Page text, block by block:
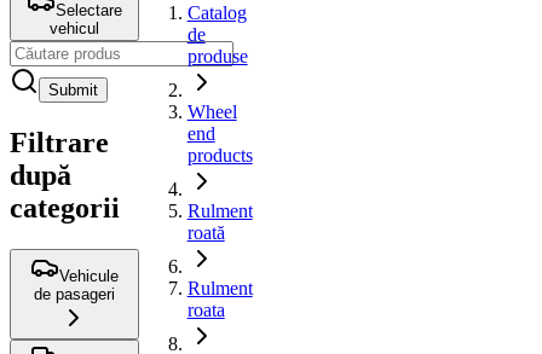
Selectare
vehicul
Submit
Filtrare
după
categorii
Vehicule
de pasageri
Catalog
de
produse
Wheel
end
products
Rulment
roată
Rulment
roata